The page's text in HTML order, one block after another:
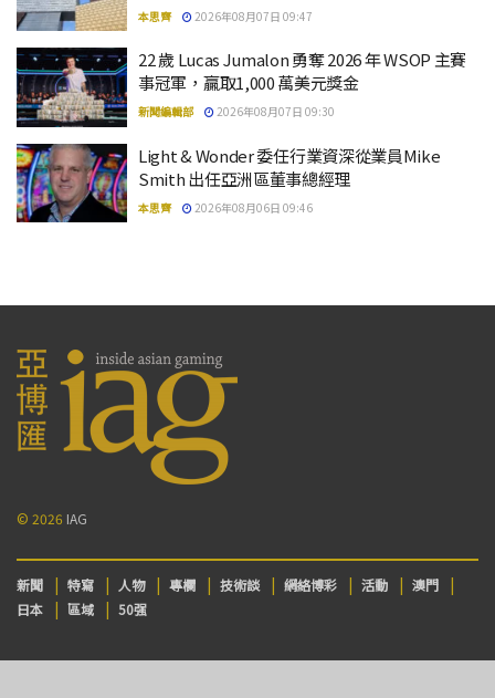
本思齊 2026年08月07日 09:47
22 歲 Lucas Jumalon 勇奪 2026 年 WSOP 主賽
事冠軍，贏取1,000 萬美元獎金
新聞編輯部 2026年08月07日 09:30
Light & Wonder 委任行業資深從業員Mike
Smith 出任亞洲區董事總經理
本思齊 2026年08月06日 09:46
© 2026 IAG
新聞 特寫 人物 專欄 技術談 網絡博彩 活動
澳門
日本
區域 50强